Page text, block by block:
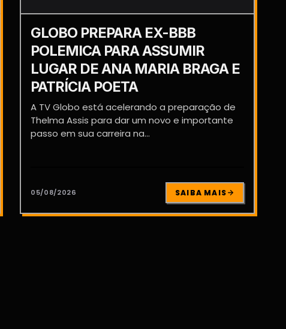
GLOBO PREPARA EX-BBB
POLEMICA PARA ASSUMIR
LUGAR DE ANA MARIA BRAGA E
PATRÍCIA POETA
A TV Globo está acelerando a preparação de
Thelma Assis para dar um novo e importante
passo em sua carreira na...
05/08/2026 SAIBA MAIS